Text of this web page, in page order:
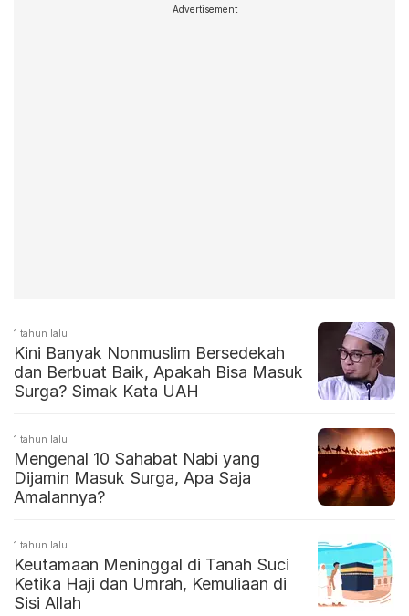
Advertisement
1 tahun lalu
Kini Banyak Nonmuslim Bersedekah
dan Berbuat Baik, Apakah Bisa Masuk
Surga? Simak Kata UAH
1 tahun lalu
Mengenal 10 Sahabat Nabi yang
Dijamin Masuk Surga, Apa Saja
Amalannya?
1 tahun lalu
Keutamaan Meninggal di Tanah Suci
Ketika Haji dan Umrah, Kemuliaan di
Sisi Allah